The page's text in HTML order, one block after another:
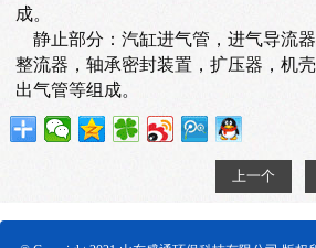
成。
静止部分：汽缸进气管，进气导流器
整流器，轴承密封装置，扩压器，机
出气管等组成。
上一个